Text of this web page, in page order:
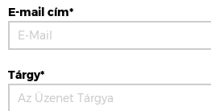
E-mail cím*
Tárgy*